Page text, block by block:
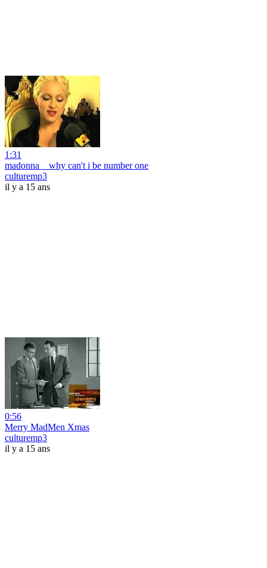
1:31
madonna _ why can't i be number one
culturemp3
il y a 15 ans
0:56
Merry MadMen Xmas
culturemp3
il y a 15 ans